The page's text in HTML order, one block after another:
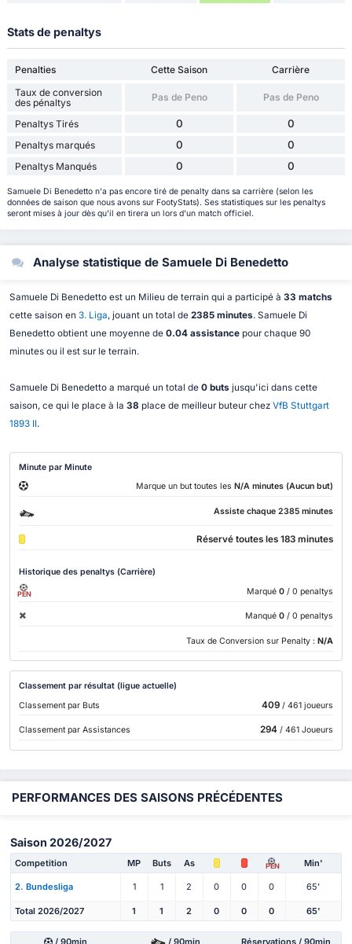
Stats de penaltys
Penalties Cette Saison
Carrière
Taux de conversion
des pénaltys
Pas de Peno Pas de Peno
Penaltys Tirés 0 0
Penaltys marqués 0 0
Penaltys Manqués 0 0
Samuele Di Benedetto n'a pas encore tiré de penalty dans sa carrière (selon les
données de saison que nous avons sur FootyStats). Ses statistiques sur les penaltys
seront mises à jour dès qu'il en tirera un lors d'un match officiel.
Analyse statistique de Samuele Di Benedetto
Samuele Di Benedetto est un Milieu de terrain qui a participé à 33 matchs
cette saison en 3. Liga, jouant un total de 2385 minutes. Samuele Di
Benedetto obtient une moyenne de 0.04 assistancepour chaque 90
minutes ou il est sur le terrain.
Samuele Di Benedetto a marqué un total de 0 buts jusqu'ici dans cette
saison, ce qui le place à la 38 place de meilleur buteur chez VfB Stuttgart
1893 II.
Minute par Minute
Marque un but toutes les N/A minutes (Aucun but)
Assiste chaque 2385 minutes
Réservé toutes les 183 minutes
Historique des penaltys (Carrière)
PEN Marqué 0 / 0 penaltys
Manqué 0 / 0 penaltys
Taux de Conversion sur Penalty : N/A
Classement par résultat (ligue actuelle)
Classement par Buts
409/ 461 joueurs
Classement par Assistances 294/ 461 Joueurs
PERFORMANCES DES SAISONS PRÉCÉDENTES
Saison 2026/2027
Competition MP Buts As PEN Min'
2. Bundesliga 1 1 2 0 0 0 65'
Total 2026/2027 1 1 2 0 0 0 65'
/ 90min / 90min Réservations / 90min